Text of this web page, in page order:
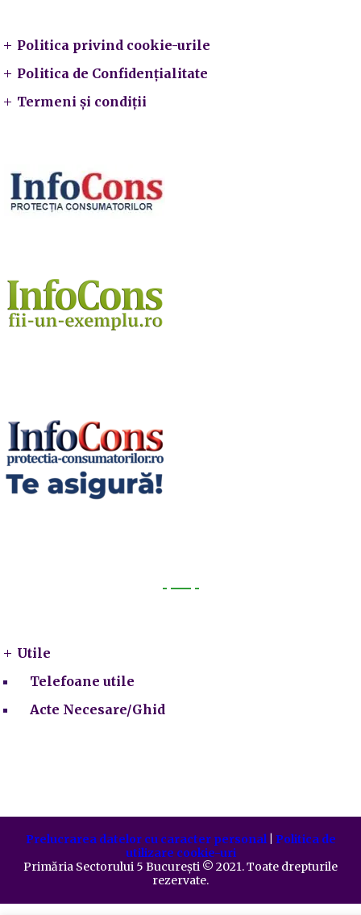
Politica privind cookie-urile
Politica de Confidențialitate
Termeni și condiții
Utile
Telefoane utile
Acte Necesare/Ghid
Prelucrarea datelor cu caracter personal| Politica de
utilizare cookie-uri
Primăria Sectorului 5 București ©️ 2021. Toate drepturile
rezervate.